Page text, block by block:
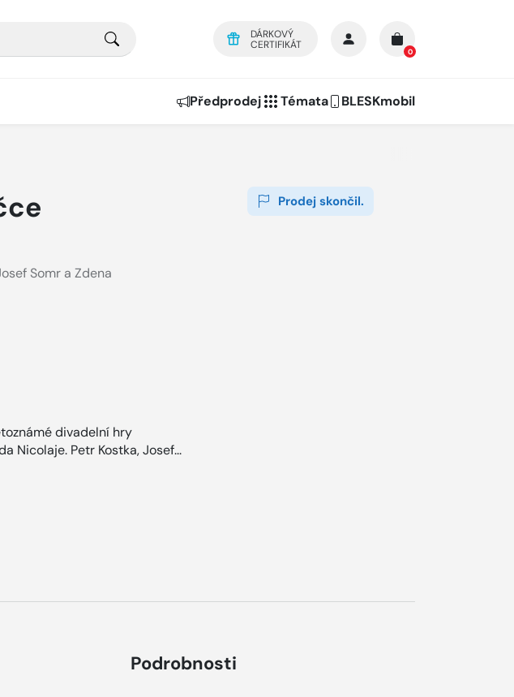
DÁRKOVÝ
CERTIFIKÁT
0
Předprodej Témata BLESKmobil
Somr a Zdena
divadelní hry
Nicolaje. Petr Kostka, Josef...
Prodej skončil.
Podrobnosti